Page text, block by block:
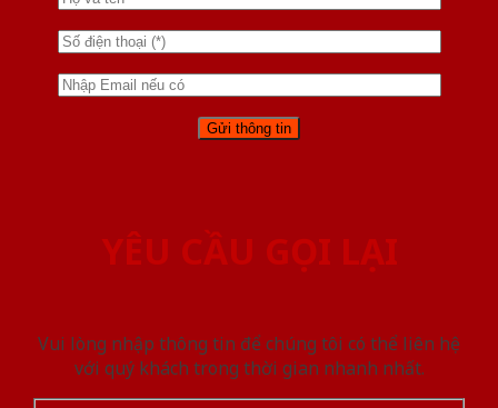
YÊU CẦU GỌI LẠI
Vui lòng nhập thông tin để chúng tôi có thể liên hệ
với quý khách trong thời gian nhanh nhất.